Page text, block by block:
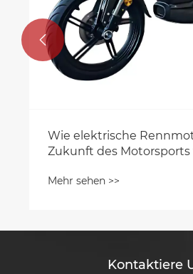
Wie elektrische
Zukunft des Motorsports
Mehr sehen >>

Kontaktiere